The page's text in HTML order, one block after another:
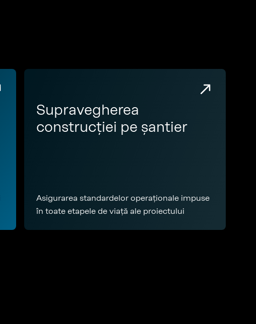
Supravegherea
construcției pe șantier
Asigurarea standardelor operaționale impuse
în toate etapele de viață ale proiectului